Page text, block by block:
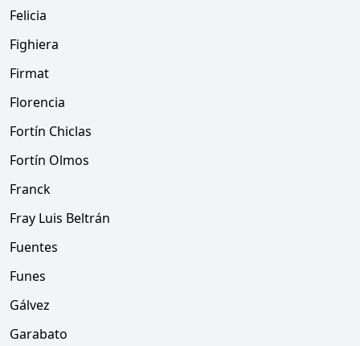
Felicia
Fighiera
Firmat
Florencia
Fortín Chiclas
Fortín Olmos
Franck
Fray Luis Beltrán
Fuentes
Funes
Gálvez
Garabato